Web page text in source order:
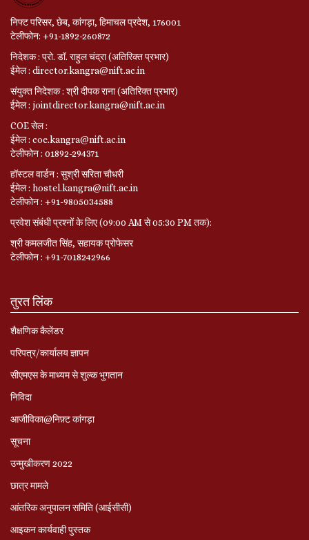
निफ्ट परिसर, छेब, कांगड़ा, हिमाचल प्रदेश, 176001
टेलीफोन: +91-1892-260872
निदेशक : प्रो. डॉ. राहुल चंद्रा (अतिरिक्त प्रभार)
ईमेल : director.kangra@nift.ac.in
संयुक्त निदेशक : श्री दीपक राना (अतिरिक्त प्रभार)
ईमेल : jointdirector.kangra@nift.ac.in
COE सेल :
ईमेल : coe.kangra@nift.ac.in
टेलीफोन : 01892-294371
हॉस्टल वार्डन : सुश्री सरिता चौधरी
ईमेल : hostel.kangra@nift.ac.in
टेलीफोन : +91-9805034588
प्रवेश संबंधी प्रश्नों के लिए (09:00 AM से 05:30 PM तक):
श्री कमलजीत सिंह, सहायक प्रोफेसर
टेलीफोन : +91-7018242966
तुरत लिंक
शैक्षणिक कैलेंडर
परिपत्र/कार्यालय ज्ञापन
सीएमएस के माध्यम से शुल्क भुगतान
निविदा
आजीविका@निफ़्ट कांगड़ा
सूचना
उन्मुखीकरण 2022
छात्र मामले
आंतरिक अनुपालन समिति (आईसीसी)
आइकन कार्यवाही पुस्तक